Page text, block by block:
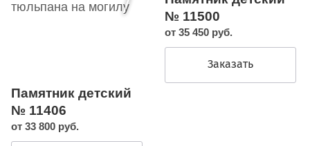
Памятник детский
№ 11406
от 33 800 руб.
№ 11500
от 35 450 руб.
Заказать